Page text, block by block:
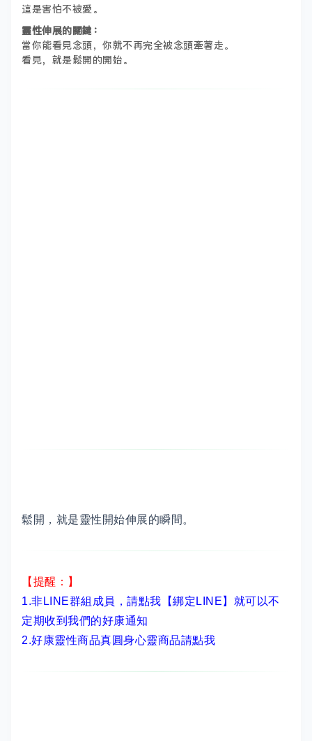
這是害怕不被愛。
靈性伸展的關鍵：
當你能看見念頭，你就不再完全被念頭牽著走。
看見，就是鬆開的開始。
鬆開，就是靈性開始伸展的瞬間。
【提醒：】
1.非LINE群組成員， 請點我【綁定LINE】 就可以不
定期收到我們的好康通知
2.好康靈性商品真圓身心靈商品請點我